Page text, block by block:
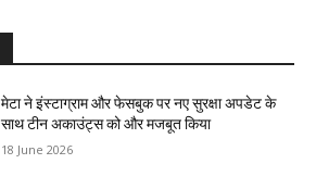
मेटा ने इंस्टाग्राम और फेसबुक पर नए सुरक्षा अपडेट के
साथ टीन अकाउंट्स को और मजबूत किया
18 June 2026